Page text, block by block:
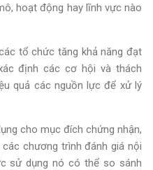
hoạt động hay lĩnh vực nào
tổ chức tăng khả năng đạt
định các cơ hội và thách
quả các nguồn lực để xử lý
cho mục đích chứng nhận,
chương trình đánh giá nội
sử dụng nó có thể so sánh